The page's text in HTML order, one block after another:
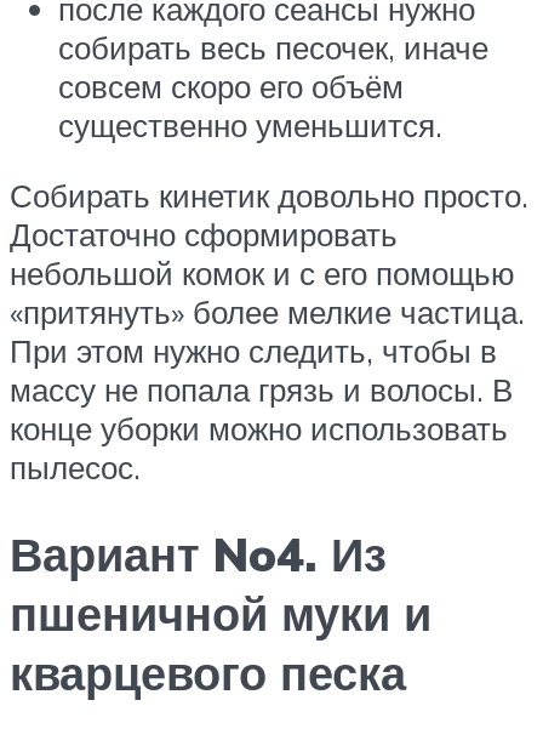
после каждого сеансы нужно
собирать весь песочек, иначе
совсем скоро его объём
существенно уменьшится.
Собирать кинетик довольно просто.
Достаточно сформировать
небольшой комок и с его помощью
«притянуть» более мелкие частица.
При этом нужно следить, чтобы в
массу не попала грязь и волосы. В
конце уборки можно использовать
пылесос.
Вариант No4. Из
пшеничной муки и
кварцевого песка